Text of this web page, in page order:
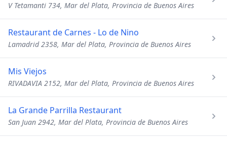
V Tetamanti 734, Mar del Plata, Provincia de Buenos Aires
Restaurant de Carnes - Lo de Nino
Lamadrid 2358, Mar del Plata, Provincia de Buenos Aires
Mis Viejos
RIVADAVIA 2152, Mar del Plata, Provincia de Buenos Aires
La Grande Parrilla Restaurant
San Juan 2942, Mar del Plata, Provincia de Buenos Aires